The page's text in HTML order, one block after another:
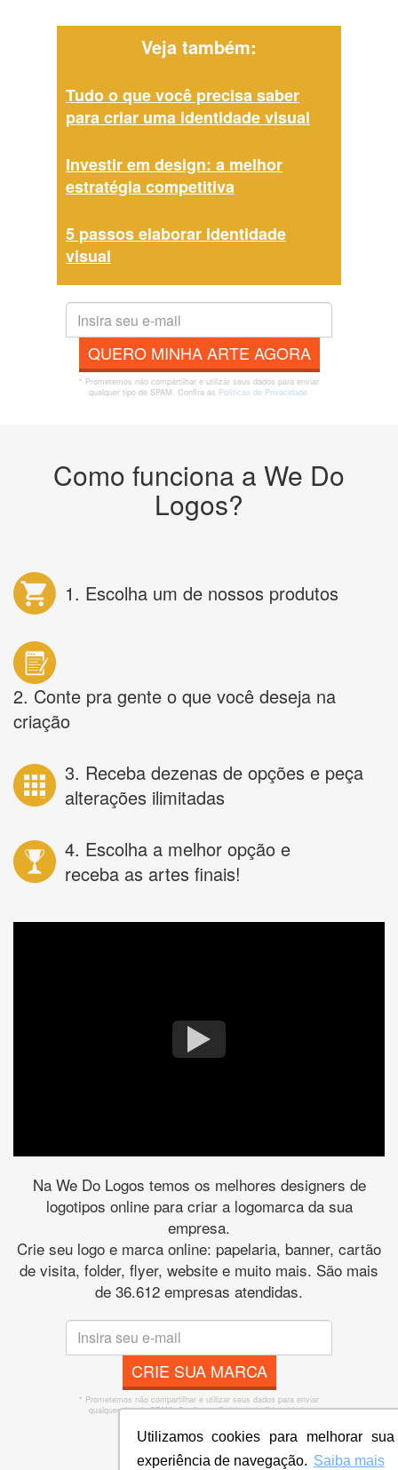
Utilizamos cookies para melhorar sua
experiência de navegação. Saiba mais
Veja também:
Tudo o que você precisa saber
para criar uma identidade visual
Investir em design: a melhor
estratégia competitiva
5 passos elaborar identidade
visual
QUERO MINHA ARTE AGORA
* Prometemos não compartilhar e utilizar seus dados para enviar
qualquer tipo de SPAM. Confira as Políticas de Privacidade.
Como funciona a We Do
Logos?
1. Escolha um de nossos produtos
2. Conte pra gente o que você deseja na
criação
3. Receba dezenas de opções e peça
alterações ilimitadas
4. Escolha a melhor opção e
receba as artes finais!
Na We Do Logos temos os melhores designers de
logotipos online para criar a logomarca da sua
empresa.
Crie seu logo e marca online: papelaria, banner, cartão
de visita, folder, flyer, website e muito mais. São mais
de 36.612 empresas atendidas.
CRIE SUA MARCA
* Prometemos não compartilhar e utilizar seus dados para enviar
qualquer tipo de SPAM. Confira asPolíticas de Privacidade.